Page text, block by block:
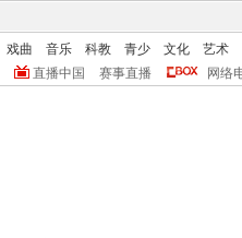
戏曲 音乐 科教 青少 文化
艺术
直播中国 赛事直播 网络